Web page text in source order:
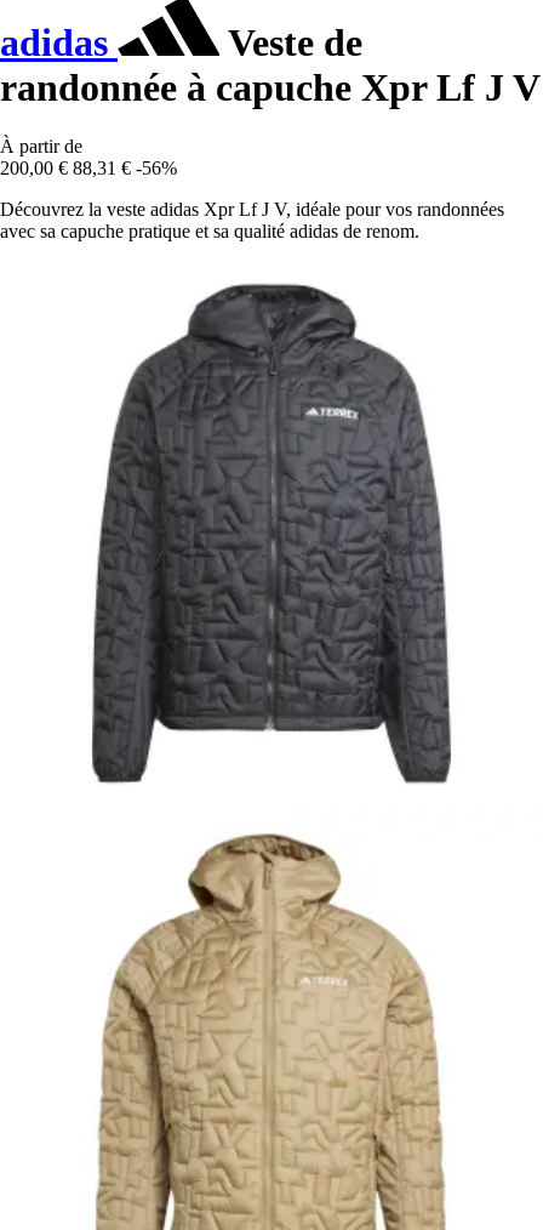
adidas
Veste de
randonnée à capuche Xpr Lf J V
À partir de
200,00 € 88,31 € -56%
Découvrez la veste adidas Xpr Lf J V, idéale pour vos randonnées
avec sa capuche pratique et sa qualité adidas de renom.